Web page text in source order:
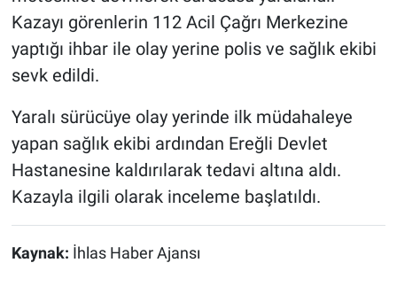
Kazayı görenlerin 112 Acil Çağrı Merkezine
yaptığı ihbar ile olay yerine polis ve sağlık ekibi
sevk edildi.
Yaralı sürücüye olay yerinde ilk müdahaleye
yapan sağlık ekibi ardından Ereğli Devlet
Hastanesine kaldırılarak tedavi altına aldı.
Kazayla ilgili olarak inceleme başlatıldı.
Kaynak: İhlas Haber Ajansı